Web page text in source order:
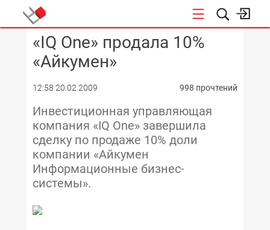
КОНФЕРЕНЦИИ
«IQ One» продала 10%
«Айкумен»
12:58 20.02.2009 998 прочтений
Инвестиционная управляющая
компания «IQ One» завершила
сделку по продаже 10% доли
компании «Айкумен
Информационные бизнес-
системы».